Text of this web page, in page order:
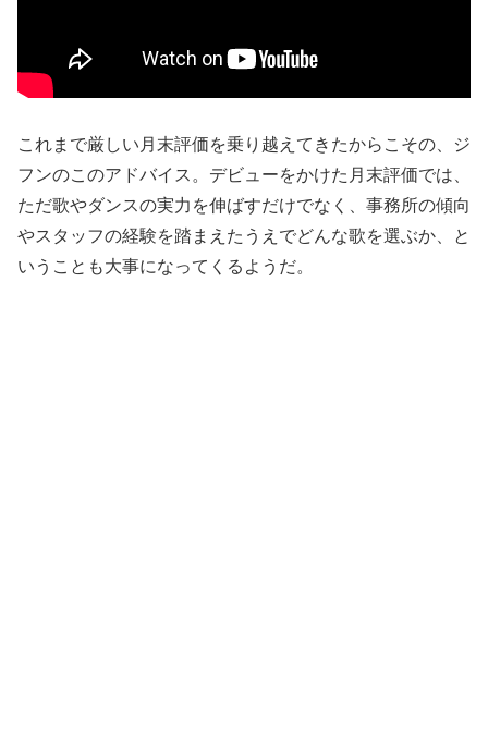
これまで厳しい月末評価を乗り越えてきたからこその、ジ
フンのこのアドバイス。デビューをかけた月末評価では、
ただ歌やダンスの実力を伸ばすだけでなく、事務所の傾向
やスタッフの経験を踏まえたうえでどんな歌を選ぶか、と
いうことも大事になってくるようだ。